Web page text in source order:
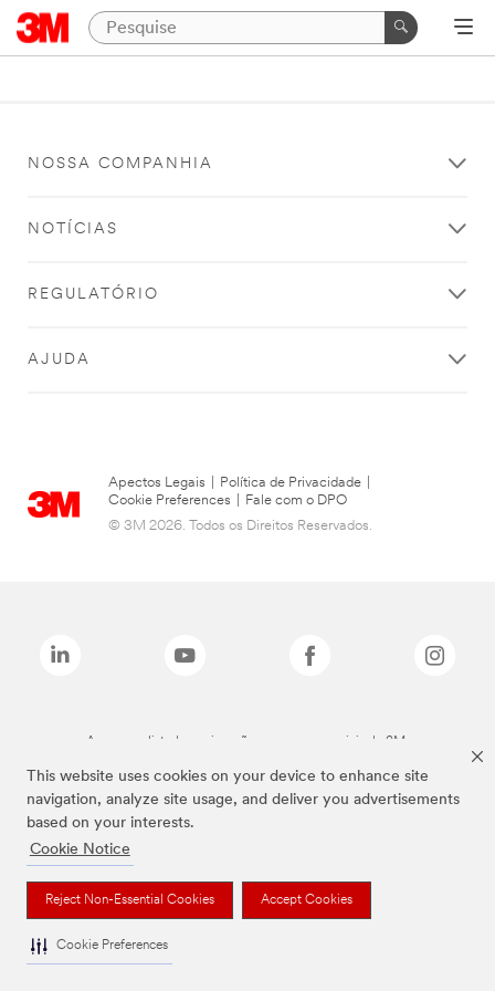
This website uses cookies on your device to enhance site
navigation, analyze site usage, and deliver you advertisements
based on your interests.
Cookie Notice
Reject Non-Essential Cookies Accept Cookies
Cookie Preferences
NOSSA COMPANHIA
NOTÍCIAS
REGULATÓRIO
AJUDA
Apectos Legais Política de Privacidade
Cookie Preferences
Fale com o DPO
© 3M 2026. Todos os Direitos Reservados.
As marcas listadas a cima são marcas comerciais da 3M.